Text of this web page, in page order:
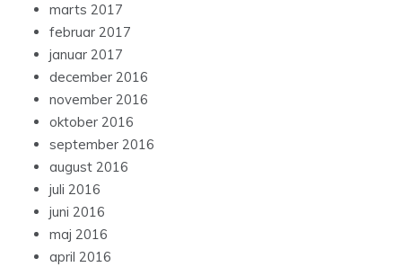
marts 2017
februar 2017
januar 2017
december 2016
november 2016
oktober 2016
september 2016
august 2016
juli 2016
juni 2016
maj 2016
april 2016